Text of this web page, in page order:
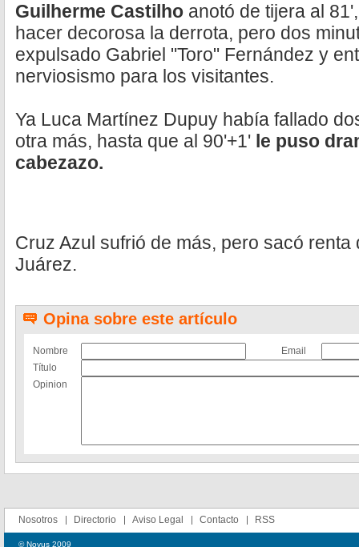
Guilherme Castilho anotó de tijera al
hacer decorosa la derrota, pero dos
expulsado Gabriel "Toro" Fernández y
nerviosismo para los visitantes.
Ya Luca Martínez Dupuy había fallado
otra más, hasta que al 90'+1' le puso
cabezazo.
Cruz Azul sufrió de más, pero sacó
Juárez.
Opina sobre este artículo
Nombre
Email
Título
Opinion
Nosotros Directorio Aviso Legal Contacto RSS
© Novus 2009